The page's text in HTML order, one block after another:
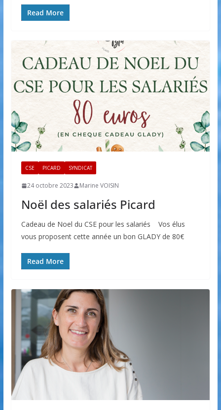
Read More
CSE PICARD SYNDICAT
24 octobre 2023 Marine VOISIN
Noël des salariés Picard
Cadeau de Noel du CSE pour les salariés Vos élus
vous proposent cette année un bon GLADY de 80€
Read More